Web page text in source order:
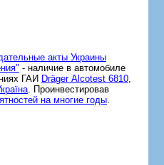
акты Украины
- наличие в автомобиле
ГАИ Dräger Аlcotest 6810
. Проинвестировав
на многие годы